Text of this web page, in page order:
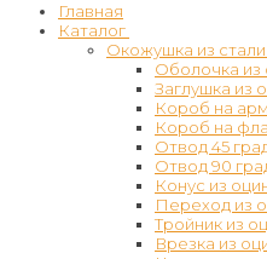
Главная
Каталог
Окожушка из
Оболочка из
Заглушка из
Короб на
Короб на
Отвод 45
Отвод 90
Конус из
Переход из
Тройник из
Врезка из